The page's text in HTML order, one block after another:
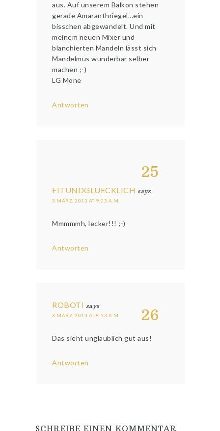
aus. Auf unserem Balkon stehen
gerade Amaranthriegel…ein
bisschen abgewandelt. Und mit
meinem neuen Mixer und
blanchierten Mandeln lässt sich
Mandelmus wunderbar selber
machen ;-)
LG Mone
Antworten
25
FITUNDGLUECKLICH says
3 MÄRZ, 2013 AT 9:03 A.M.
Mmmmmh, lecker!!! ;-)
Antworten
26
ROBOTI says
3 MÄRZ, 2013 AT 8:53 A.M.
Das sieht unglaublich gut aus!
Antworten
SCHREIBE EINEN KOMMENTAR